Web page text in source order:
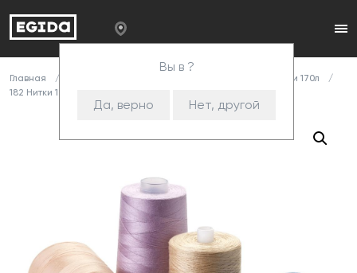
Вы в ?
Да, верно Нет, другой
Главная
Нитки 170л
182 Нитки 170л/2000 бежевый